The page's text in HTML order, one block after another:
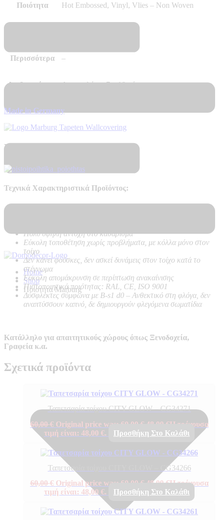
Home
Shop
Ποιοτητα Marburg
Ποιότητα Hot Embossed, Vinyl, Vlies – Non Woven
Περισσότερα –
Διαθεσιμότητα Αποστολή σε 7 – 10 μέρες
Made in Germany
Πιστοποιητικά Ποιότητας
Τεχνικά Χαρακτηριστικά Προϊόντος:
Πολύ υψηλή αντοχή στο καθάρισμα
Εύκολη τοποθέτηση χωρίς προβλήματα, με κόλλα μόνο στον
τοίχο
Δεν κάνει φούσκες, δεν ασκεί δυνάμεις στον τοίχο κατά το
στέγνωμα
Εύκολη απομάκρυνση σε περίπτωση ανακαίνισης
Πιστοποιητικά ποιότητας: RAL, CE, ISO 9001
Δύσφλεκτες σύμφωνα με B-s1 d0 – Ανθεκτικό στη φλόγα, δεν
αναπτύσσουν καπνό, δε δημιουργούν φλεγόμενα σωματίδια
Κατάλληλο για απαιτητικούς χώρους όπως Ξενοδοχεία,
Γραφεία κ.α.
Σχετικά προϊόντα
Ταπετσαρία τοίχου CITY GLOW – CG34271
60,00€ Original price was: 60,00 €. 48,00 €Η τρέχουσα
τιμή είναι: 48,00 €.
Προσθήκη Στο Καλάθι
Ταπετσαρία τοίχου CITY GLOW – CG34266
60,00€ Original price was: 60,00 €. 48,00€Η τρέχουσα
τιμή είναι: 48,00 €.
Προσθήκη Στο Καλάθι